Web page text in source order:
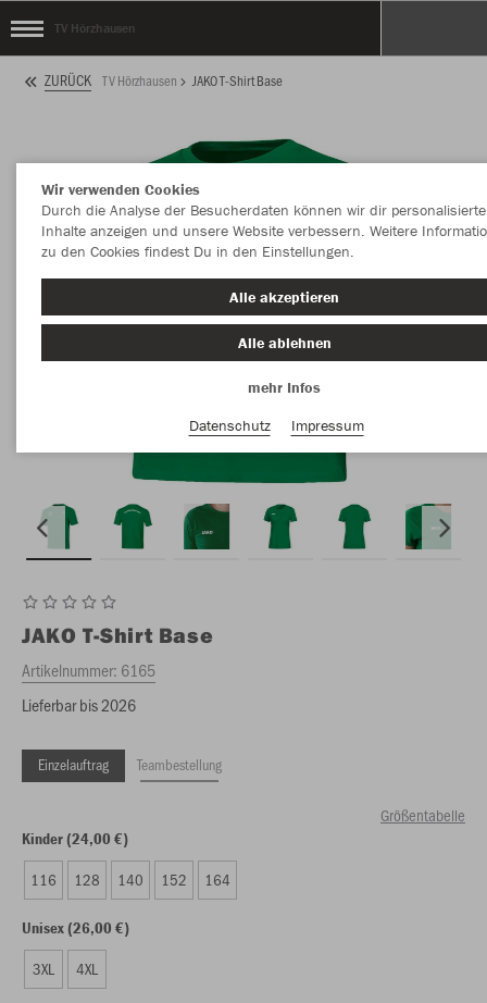
TV Hörzhausen
ZURÜCK TV Hörzhausen JAKO T-Shirt Base
JAKO T-Shirt Base
Artikelnummer: 6165
Lieferbar bis 2026
Einzelauftrag Teambestellung
Größentabelle
Kinder (24,00 €)
116 128 140 152 164
Unisex (26,00 €)
3XL 4XL
Wir verwenden Cookies
Durch die Analyse der Besucherdaten können wir dir personalisierte
Inhalte anzeigen und unsere Website verbessern. Weitere
zu den Cookies findest Du in den Einstellungen.
Alle akzeptieren
Alle ablehnen
mehr Infos
Datenschutz
Impressum